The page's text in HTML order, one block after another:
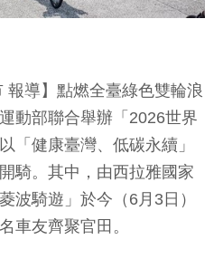
報導】點燃全臺綠色雙輪浪
動部聯合舉辦「2026世界
「健康臺灣、低碳永續」
騎。其中，由西拉雅國家
波騎遊」於今（6月3日）
車友齊聚官田。